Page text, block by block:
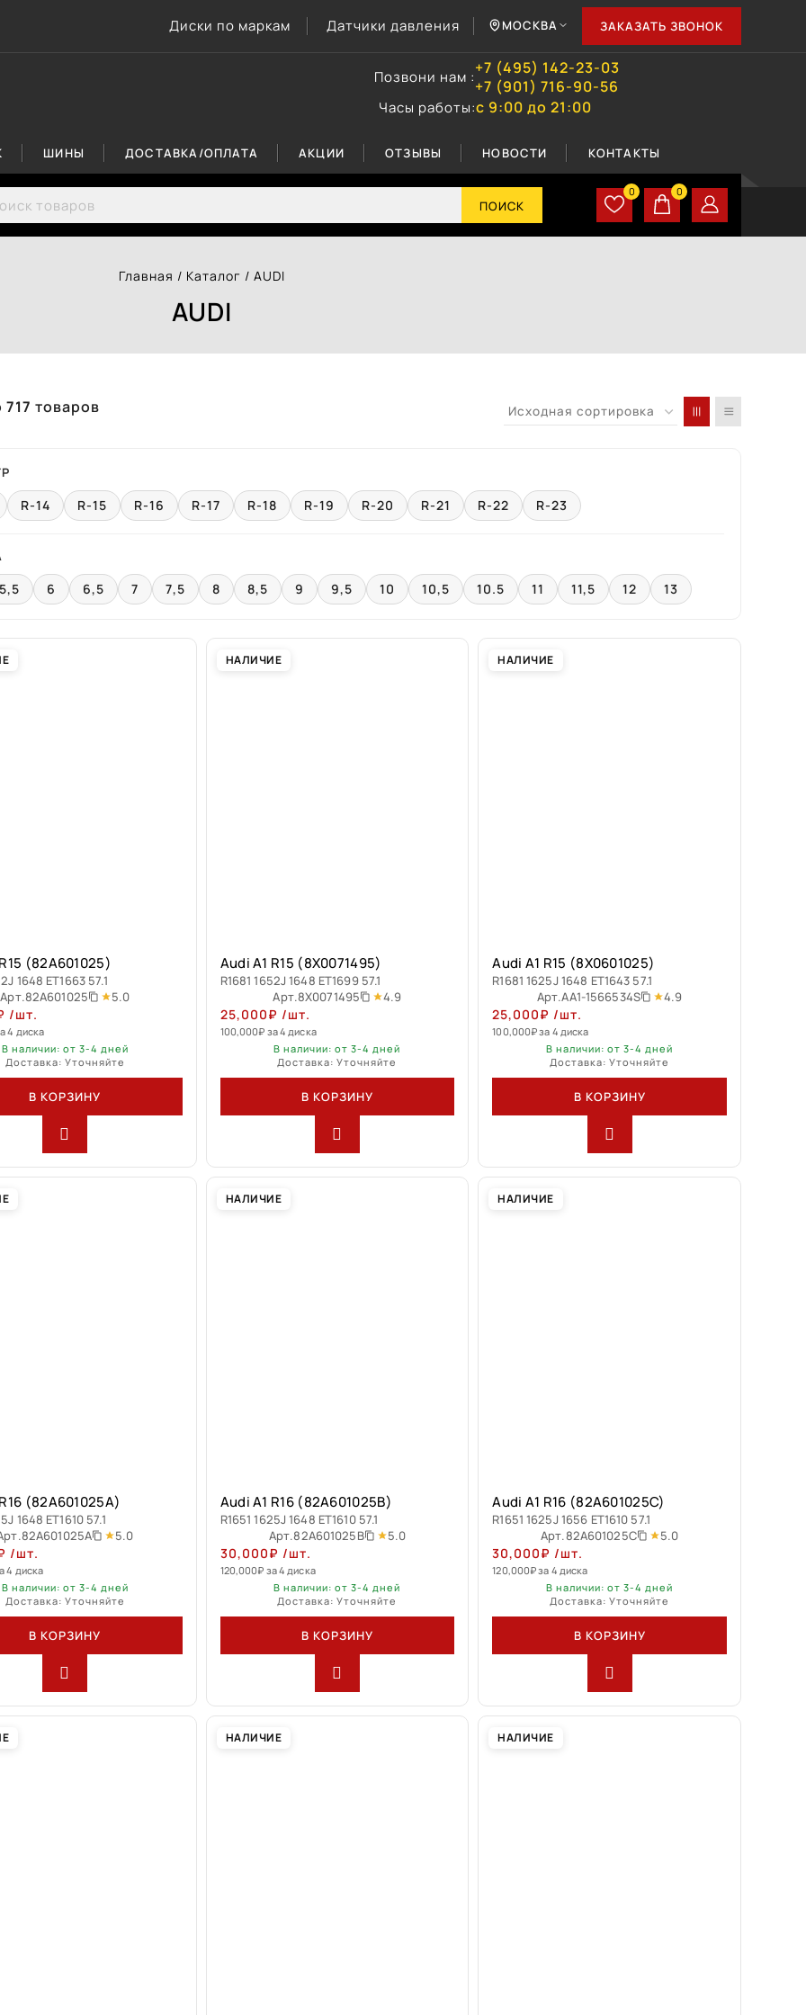
Диски по маркам Датчики давления МОСКВА ЗАКАЗАТЬ ЗВОНОК
Позвони нам :+7 (495) 142-23-03
+7 (901) 716-90-56
Часы работы:с 9:00 до 21:00
ШИНЫ ДОСТАВКА/ОПЛАТА АКЦИИ ОТЗЫВЫ НОВОСТИ КОНТАКТЫ
for: ПОИСК
0 0
Главная / Каталог / AUDI
AUDI
717 товаров
R-14 R-15 R-16 R-17 R-18 R-19 R-20 R-21 R-22 R-23
5,5 6 6,5 7 7,5 8 8,5 9 9,5 10 10,5 10.5 11 11,5 12 13
(82A601025)
1648 ET1663 57.1
Арт.82A601025 5.0
/шт.
4 диска
В наличии: от 3-4 дней
Доставка: Уточняйте
В КОРЗИНУ
НАЛИЧИЕ
Audi A1 R15 (8X0071495)
R1681 1652J 1648 ET1699 57.1
Арт.8X0071495 4.9
25,000₽ /шт.
100,000₽ за 4 диска
В наличии: от 3-4 дней
Доставка: Уточняйте
В КОРЗИНУ
НАЛИЧИЕ
Audi A1 R15 (8X0601025)
R1681 1625J 1648 ET1643 57.1
Арт.AA1-1566534S 4.9
25,000₽ /шт.
100,000₽за 4 диска
В наличии: от 3-4 дней
Доставка: Уточняйте
В КОРЗИНУ
(82A601025A)
1648 ET1610 57.1
82A601025A 5.0
/шт.
4 диска
В наличии: от 3-4 дней
Доставка: Уточняйте
В КОРЗИНУ
НАЛИЧИЕ
Audi A1 R16 (82A601025B)
R1651 1625J 1648 ET1610 57.1
Арт.82A601025B 5.0
30,000₽ /шт.
120,000₽ за 4 диска
В наличии: от 3-4 дней
Доставка: Уточняйте
В КОРЗИНУ
НАЛИЧИЕ
Audi A1 R16 (82A601025C)
R1651 1625J 1656 ET1610 57.1
Арт.82A601025C 5.0
30,000₽ /шт.
120,000₽за 4 диска
В наличии: от 3-4 дней
Доставка: Уточняйте
В КОРЗИНУ
НАЛИЧИЕ НАЛИЧИЕ